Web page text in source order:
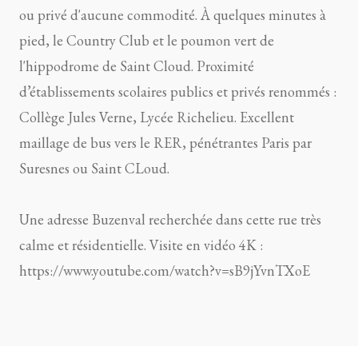
ou privé d'aucune commodité. À quelques minutes à
pied, le Country Club et le poumon vert de
l'hippodrome de Saint Cloud. Proximité
d’établissements scolaires publics et privés renommés :
Collège Jules Verne, Lycée Richelieu. Excellent
maillage de bus vers le RER, pénétrantes Paris par
Suresnes ou Saint CLoud.
Une adresse Buzenval recherchée dans cette rue très
calme et résidentielle. Visite en vidéo 4K :
https://www.youtube.com/watch?v=sB9jYvnTXoE